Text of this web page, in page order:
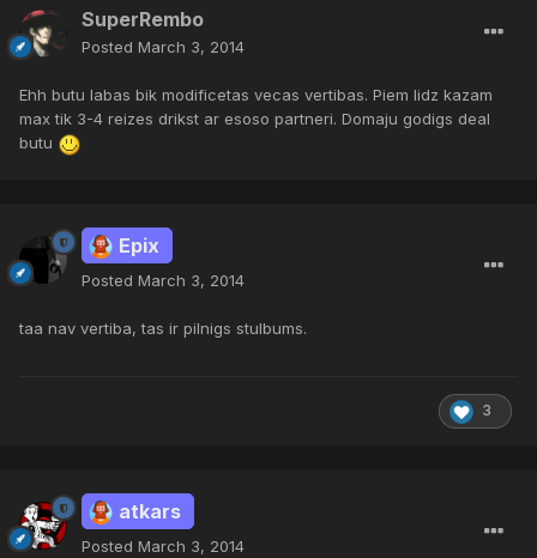
SuperRembo
Posted March 3, 2014
Ehh butu labas bik modificetas vecas vertibas. Piem lidz kazam
max tik 3-4 reizes drikst ar esoso partneri. Domaju godigs deal
butu
Epix
Posted March 3, 2014
taa nav vertiba, tas ir pilnigs stulbums.
3
atkars
Posted March 3, 2014